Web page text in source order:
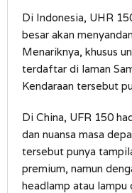
Di Indonesia, UHR
besar akan
Menariknya, khusus
terdaftar di laman
Kendaraan tersebut
Di China, UFR 150
dan nuansa masa
tersebut punya
premium, namun
headlamp atau lampu